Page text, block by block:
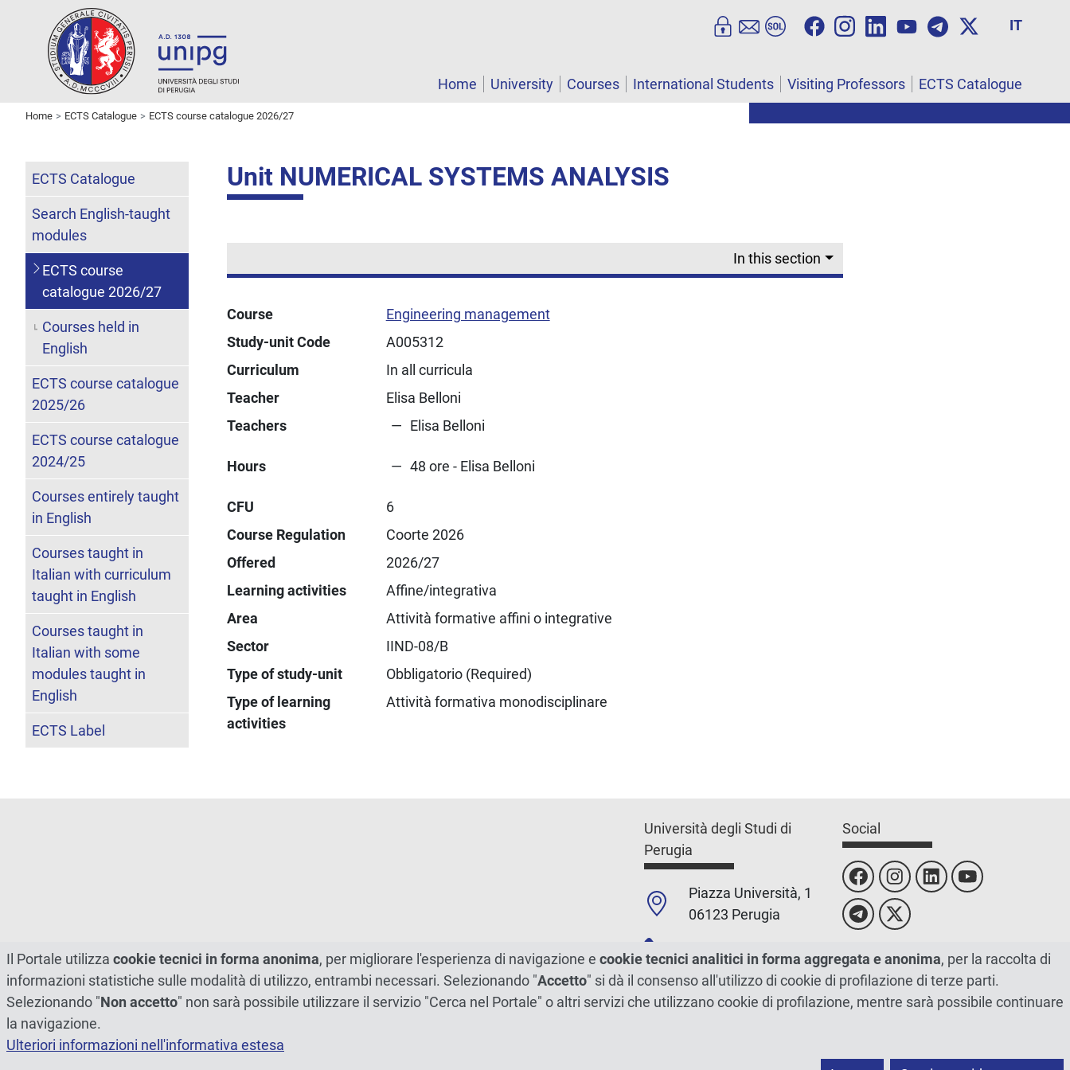
IT
Home University Courses International Students Visiting Professors ECTS Catalogue
Home ECTS Catalogue ECTS course catalogue 2026/27
Unit NUMERICAL SYSTEMS ANALYSIS
In this section
Course
Engineering management
Study-unit Code
A005312
Curriculum
In all curricula
Teacher
Elisa Belloni
Teachers
Elisa Belloni
Hours 48 ore - Elisa Belloni
CFU
6
Course Regulation
Coorte 2026
Offered
2026/27
Learning activities
Affine/integrativa
Area
Attività formative affini o integrative
Sector
IIND-08/B
Type of study-unit
Obbligatorio (Required)
Type of learning
activities
Attività formativa monodisciplinare
ECTS Catalogue
Search English-taught
modules
ECTS course
catalogue 2026/27
Courses held in
English
ECTS course catalogue
2025/26
ECTS course catalogue
2024/25
Courses entirely taught
in English
Courses taught in
Italian with curriculum
taught in English
Courses taught in
Italian with some
modules taught in
English
ECTS Label
Università degli Studi di
Perugia
Piazza Università, 1
06123 Perugia
+39 0755851
C.F./P.Iva 00448820548
Social
Il Portale utilizza cookie tecnici in forma anonima, per migliorare l'esperienza di navigazione e cookie tecnici analitici in forma aggregata e anonima, per la raccolta di
informazioni statistiche sulle modalità di utilizzo, entrambi necessari. Selezionando "Accetto" si dà il consenso all'utilizzo di cookie di profilazione di terze parti.
Selezionando "Non accetto" non sarà possibile utilizzare il servizio "Cerca nel Portale" o altri servizi che utilizzano cookie di profilazione, mentre sarà possibile continuare
la navigazione.
Ulteriori informazioni nell'informativa estesa